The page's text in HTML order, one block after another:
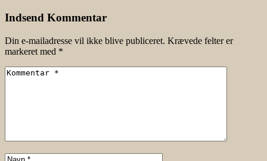
Indsend Kommentar
Din e-mailadresse vil ikke blive publiceret. Krævede felter er
markeret med *